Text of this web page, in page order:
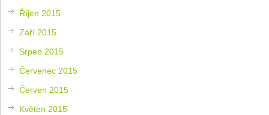
Říjen 2015
Září 2015
Srpen 2015
Červenec 2015
Červen 2015
Květen 2015